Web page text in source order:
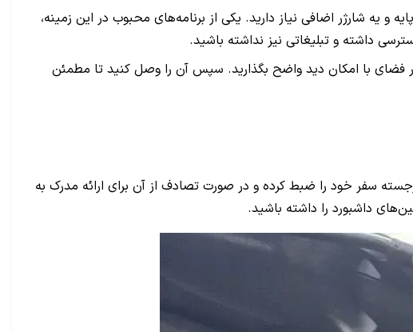
یه شارژر اضافی نیاز دارید. یکی از برنامه‌های محبوب در این زمینه،
فضای با امکان دید واضح بگذارید. سپس آن را وصل کنید تا مطمئن
سفر خود را ضبط کرده و در صورت تصادف از آن برای ارائه مدرک به
داشبورد را داشته باشید.